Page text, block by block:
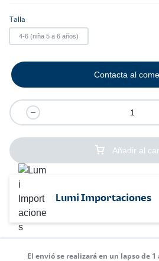
Talla
4-6 (niña 5 a 6 años)
Añadir al
Contacta al
Lumi Importaciones
El envió se realizará en un lapso de